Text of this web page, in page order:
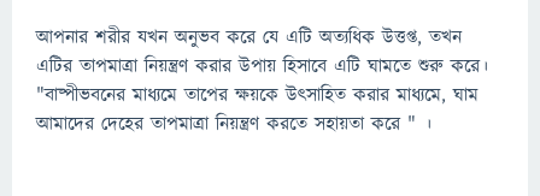
আপনার শরীর যখন অনুভব করে যে এটি অত্যধিক উত্তপ্ত, তখন
এটির তাপমাত্রা নিয়ন্ত্রণ করার উপায় হিসাবে এটি ঘামতে শুরু করে।
"বাষ্পীভবনের মাধ্যমে তাপের ক্ষয়কে উৎসাহিত করার মাধ্যমে, ঘাম
আমাদের দেহের তাপমাত্রা নিয়ন্ত্রণ করতে সহায়তা করে " ।